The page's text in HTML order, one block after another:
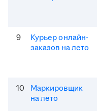
9
Курьер онлайн-
заказов на лето
10
Маркировщик
на лето